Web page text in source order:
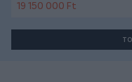
19 150 000 Ft